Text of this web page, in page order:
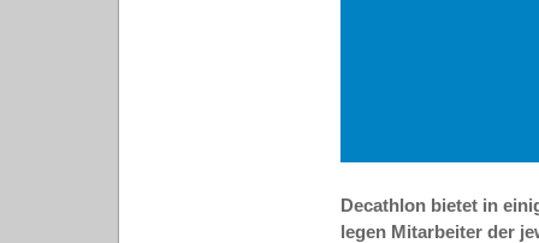
Decathlon bietet in
legen Mitarbeiter der